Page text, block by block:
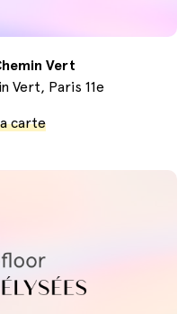
Vert
Vert, Paris 11e
carte